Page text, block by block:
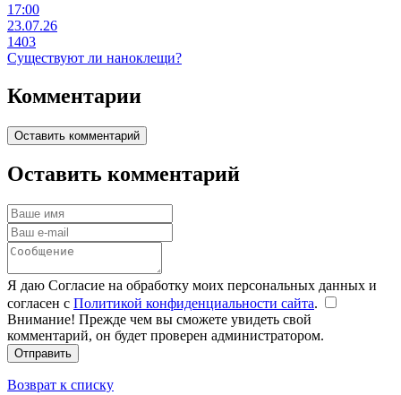
17:00
23.07.26
1403
Существуют ли наноклещи?
Комментарии
Оставить комментарий
Оставить комментарий
Я даю Согласие на обработку моих персональных данных и
согласен с Политикой конфиденциальности сайта.
Внимание! Прежде чем вы сможете увидеть свой
комментарий, он будет проверен администратором.
Отправить
Возврат к списку